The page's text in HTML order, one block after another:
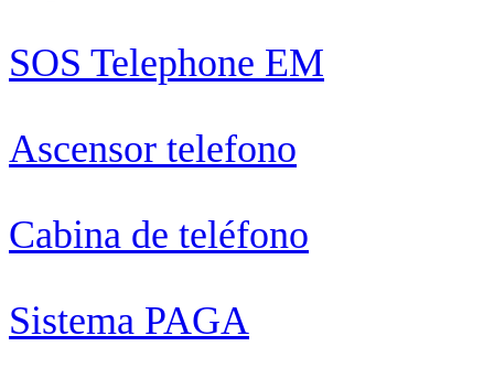
SOS Telephone EM
Ascensor telefono
Cabina de teléfono
Sistema PAGA